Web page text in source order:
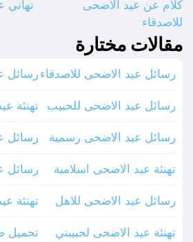
كلام عن عيد الاضحى
للاصدقاء
تهاني
مقالات مختارة
رسائل عيد الاضحى للاصدقاء
رسائل عيد الاضحى للحبيب
رسائل عيد الاضحى رسمية
تهنئة عيد الاضحى اسلامية
رسائل عيد الاضحى للاهل
تهنئة عيد الاضحى لحبيبتي
رسائل
تهنئة
رسائل
رسائل
تهنئة